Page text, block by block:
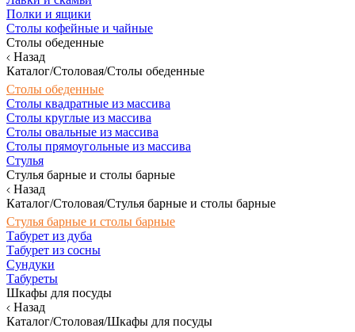
Полки и ящики
Столы кофейные и чайные
Столы обеденные
Назад
Каталог/Столовая/Столы обеденные
Столы обеденные
Столы квадратные из массива
Столы круглые из массива
Столы овальные из массива
Столы прямоугольные из массива
Стулья
Стулья барные и столы барные
Назад
Каталог/Столовая/Стулья барные и столы барные
Стулья барные и столы барные
Табурет из дуба
Табурет из сосны
Сундуки
Табуреты
Шкафы для посуды
Назад
Каталог/Столовая/Шкафы для посуды